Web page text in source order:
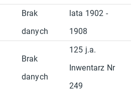
Brak
danych
lata 1902 -
1908
Brak
danych
125 j.a.
Inwentarz Nr
249